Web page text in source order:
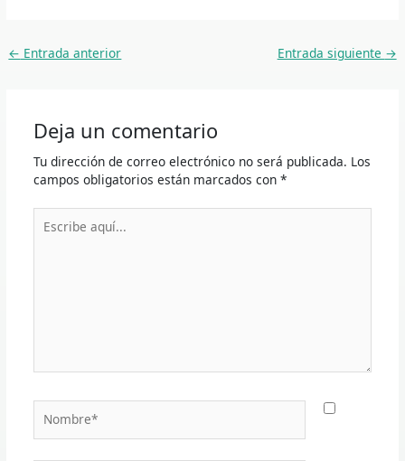
← Entrada anterior Entrada siguiente →
Deja un comentario
Tu dirección de correo electrónico no será publicada. Los
campos obligatorios están marcados con *
aquí...